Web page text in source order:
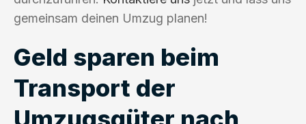
gemeinsam deinen Umzug planen!
Geld sparen beim
Transport der